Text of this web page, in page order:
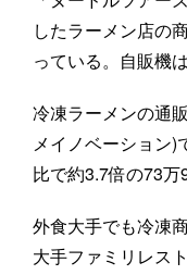
したラーメン店の
っている。自販機
冷凍ラーメンの通
メイノベーション)
比で約3.7倍の73万
外食大手でも冷凍
大手ファミリレス